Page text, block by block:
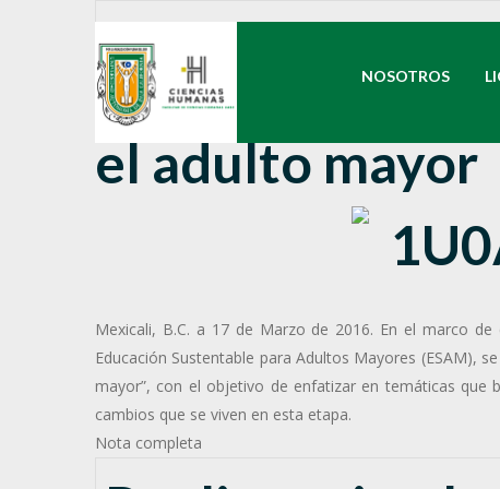
NOSOTROS
Llevan a cabo
el adulto mayor
Mexicali, B.C. a 17 de Marzo de 2016. En el marco
Educación Sustentable para Adultos Mayores (ESAM),
mayor”, con el objetivo de enfatizar en temáticas
cambios que se viven en esta etapa.
Nota completa